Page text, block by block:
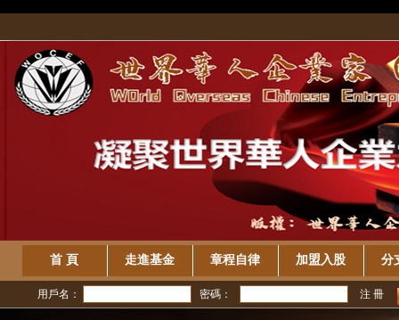
首 頁 走進基金 章程自律 加盟入股 分
用戶名： 密碼： 注 冊